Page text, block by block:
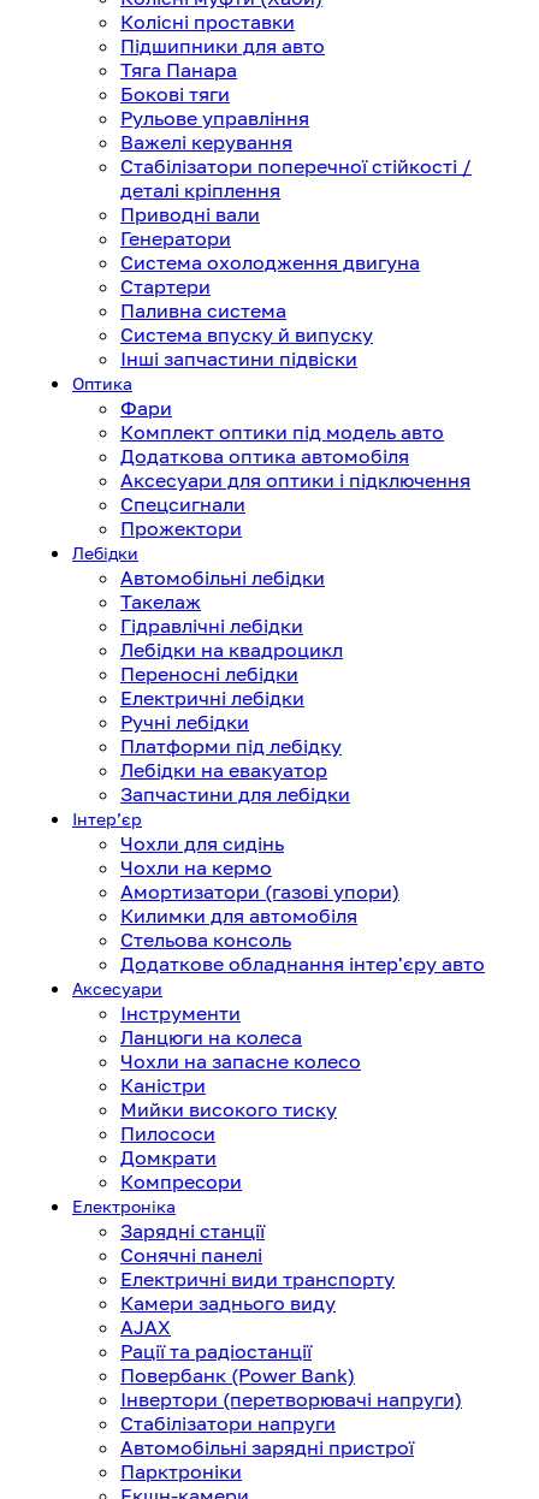
Колісні проставки
Підшипники для авто
Тяга Панара
Бокові тяги
Рульове управління
Важелі керування
Стабілізатори поперечної стійкості /
деталі кріплення
Приводні вали
Генератори
Система охолодження двигуна
Стартери
Паливна система
Система впуску й випуску
Інші запчастини підвіски
Оптика
Фари
Комплект оптики під модель авто
Додаткова оптика автомобіля
Аксесуари для оптики і підключення
Спецсигнали
Прожектори
Лебідки
Автомобільні лебідки
Такелаж
Гідравлічні лебідки
Лебідки на квадроцикл
Переносні лебідки
Електричні лебідки
Ручні лебідки
Платформи під лебідку
Лебідки на евакуатор
Запчастини для лебідки
Інтерʼєр
Чохли для сидінь
Чохли на кермо
Амортизатори (газові упори)
Килимки для автомобіля
Стельова консоль
Додаткове обладнання інтер'єру авто
Аксесуари
Інструменти
Ланцюги на колеса
Чохли на запасне колесо
Каністри
Мийки високого тиску
Пилососи
Домкрати
Компресори
Електроніка
Зарядні станції
Сонячні панелі
Електричні види транспорту
Камери заднього виду
AJAX
Рації та радіостанції
Повербанк (Power Bank)
Інвертори (перетворювачі напруги)
Стабілізатори напруги
Автомобільні зарядні пристрої
Парктроніки